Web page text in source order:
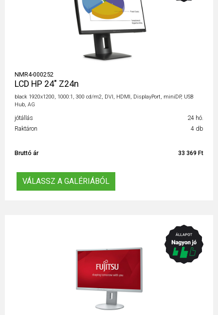
NMR4-000252
LCD HP 24" Z24n
black 1920x1200, 1000:1, 300 cd/m2, DVI, HDMI, DisplayPort, miniDP, USB
Hub, AG
jótállás
24 hó.
Raktáron
4 db
Bruttó ár 33 369 Ft
VÁLASSZ A GALÉRIÁBÓL